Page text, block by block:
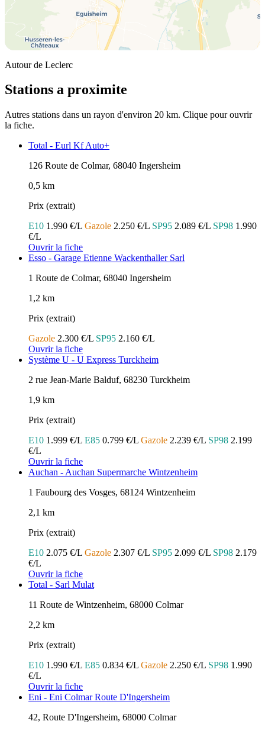
Autour de Leclerc
Stations a proximite
Autres stations dans un rayon d'environ 20 km. Clique pour ouvrir
la fiche.
Total - Eurl Kf Auto+
126 Route de Colmar, 68040 Ingersheim
0,5 km
Prix (extrait)
E10 1.990 €/L Gazole 2.250 €/L SP95 2.089 €/L SP98 1.990
€/L
Ouvrir la fiche
Esso - Garage Etienne Wackenthaller Sarl
1 Route de Colmar, 68040 Ingersheim
1,2 km
Prix (extrait)
Gazole 2.300 €/L SP95 2.160 €/L
Ouvrir la fiche
Système U - U Express Turckheim
2 rue Jean-Marie Balduf, 68230 Turckheim
1,9 km
Prix (extrait)
E10 1.999 €/L E85 0.799 €/L Gazole 2.239 €/L SP98 2.199
€/L
Ouvrir la fiche
Auchan - Auchan Supermarche Wintzenheim
1 Faubourg des Vosges, 68124 Wintzenheim
2,1 km
Prix (extrait)
E10 2.075 €/L Gazole 2.307 €/L SP95 2.099 €/L SP98 2.179
€/L
Ouvrir la fiche
Total - Sarl Mulat
11 Route de Wintzenheim, 68000 Colmar
2,2 km
Prix (extrait)
E10 1.990 €/L E85 0.834 €/L Gazole 2.250 €/L SP98 1.990
€/L
Ouvrir la fiche
Eni - Eni Colmar Route D'Ingersheim
42, Route D'Ingersheim, 68000 Colmar